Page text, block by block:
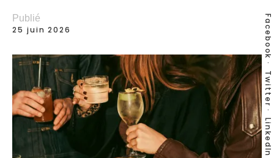
Facebook
Twitter
LinkedIn
Publié
25 juin 2026